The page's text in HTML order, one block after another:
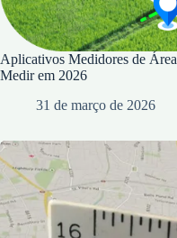
Aplicativos Medidores de
Medir em 2026
31 de março de 2026